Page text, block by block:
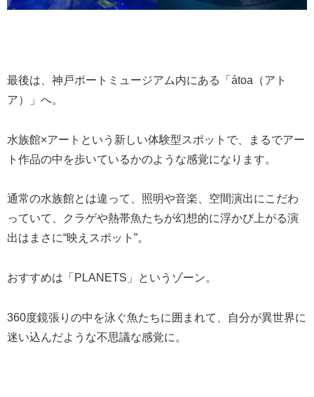
最後は、神戸ポートミュージアム内にある「átoa（アト
ア）」へ。
水族館×アートという新しい体験型スポットで、まるでアー
ト作品の中を歩いているかのような感覚になります。
通常の水族館とは違って、照明や音楽、空間演出にこだわ
っていて、クラゲや熱帯魚たちが幻想的に浮かび上がる演
出はまさに“映えスポット”。
おすすめは「PLANETS」というゾーン。
360度鏡張りの中を泳ぐ魚たちに囲まれて、自分が異世界に
迷い込んだような不思議な感覚に。